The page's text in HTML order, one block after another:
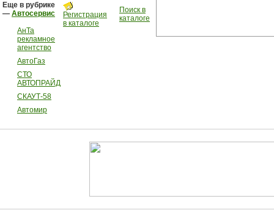
Еще в рубрике
— Автосервис
АнТа
рекламное
агентство
АвтоГаз
СТО
АВТОПРАЙД
СКАУТ-58
Автомир
Регистрация
в каталоге
Поиск в
каталоге